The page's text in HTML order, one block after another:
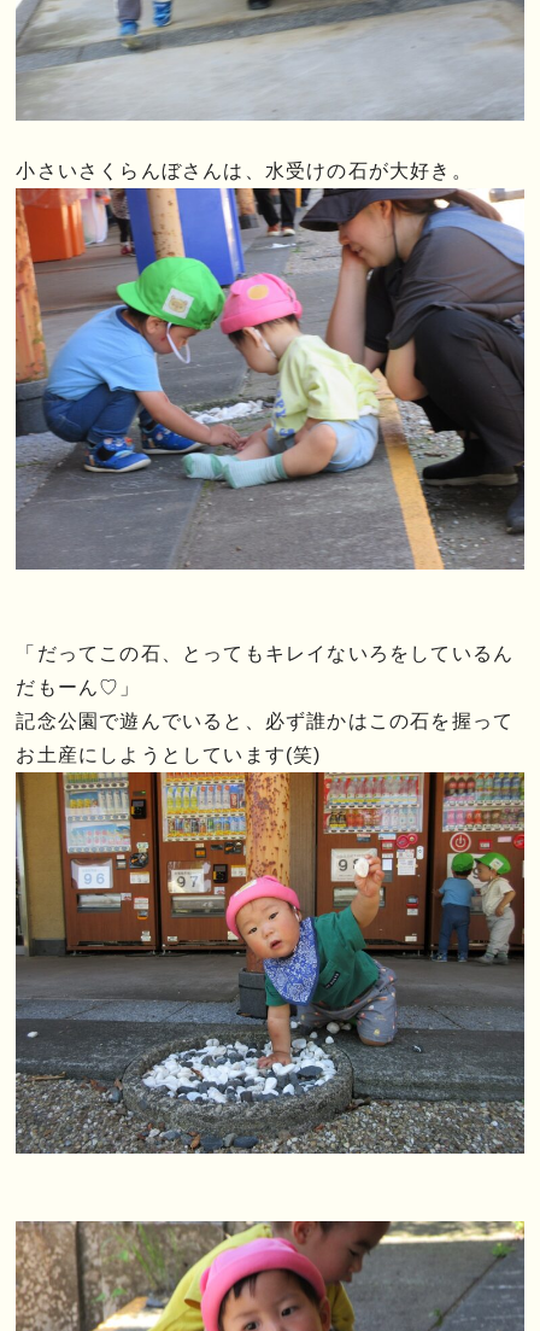
小さいさくらんぼさんは、水受けの石が大好き。
「だってこの石、とってもキレイないろをしているん
だもーん♡」
記念公園で遊んでいると、必ず誰かはこの石を握って
お土産にしようとしています(笑)